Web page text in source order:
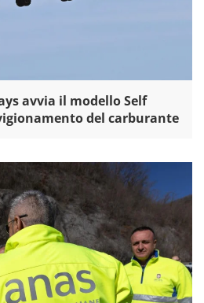
avvia il modello Self
del carburante